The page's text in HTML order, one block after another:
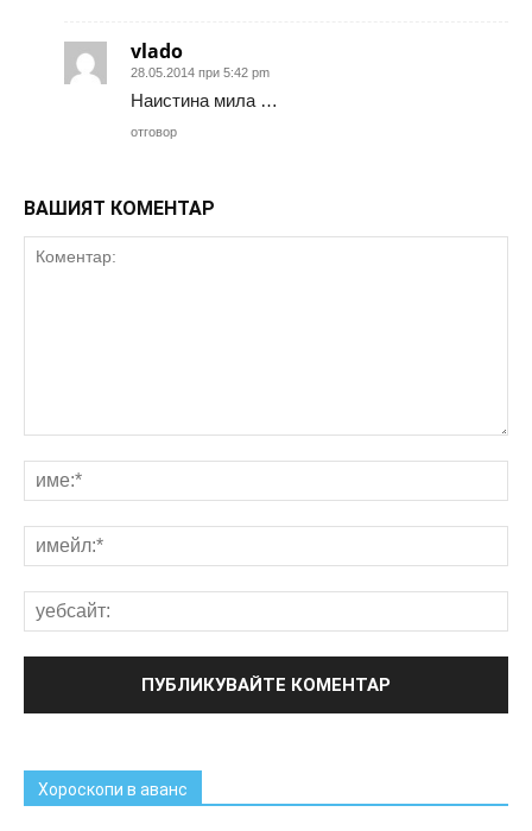
vlado
28.05.2014 при 5:42 pm
Наистина мила …
отговор
ВАШИЯТ КОМЕНТАР
Хороскопи в аванс